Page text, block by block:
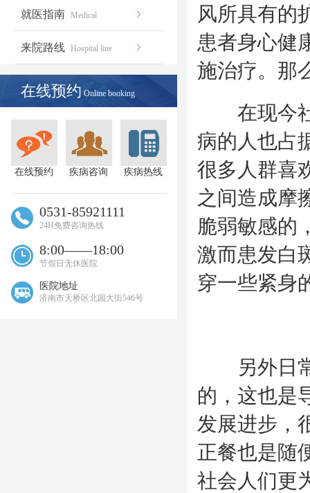
就医指南 Medical
来院路线 Hospital line
在线预约 Online booking
在线预约 疾病咨询 疾病热线
0531-85921111
24H免费咨询热线
8:00——18:00
节假日无休医院
医院地址
济南市天桥区北园大街546号
风所具有的
患者身心健
施治疗。那
在现今社
病的人也占
很多人群喜
之间造成摩
脆弱敏感的
激而患发白
穿一些紧身
另外日常
的，这也是
发展进步，
正餐也是随
社会人们更